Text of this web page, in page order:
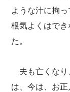
ような汁に拘
根気よくはで
た。
夫も亡くなり
は、今は、お正